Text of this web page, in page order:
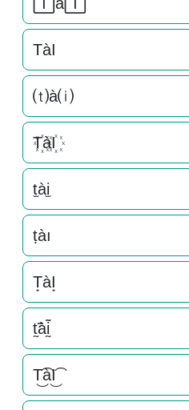
TàI
⒯à⒤
T꙰àI꙰
t̫ài̫
ṭàı
T͙àI͙
t̰̃àḭ̃
T͜͡àI͜͡